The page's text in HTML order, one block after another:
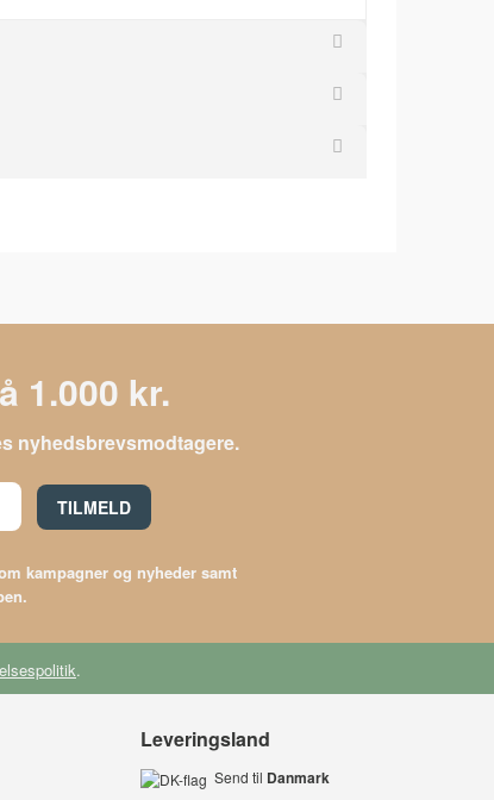
1.000 kr.
nyhedsbrevsmodtagere.
TILMELD
kampagner og nyheder samt
.
Leveringsland
Send til Danmark